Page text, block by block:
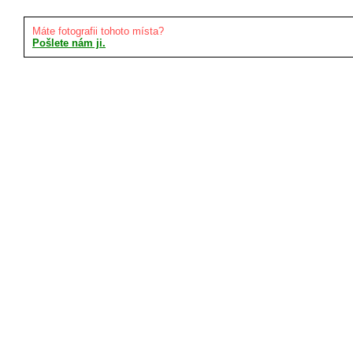
Máte fotografii tohoto místa?
Pošlete nám ji.